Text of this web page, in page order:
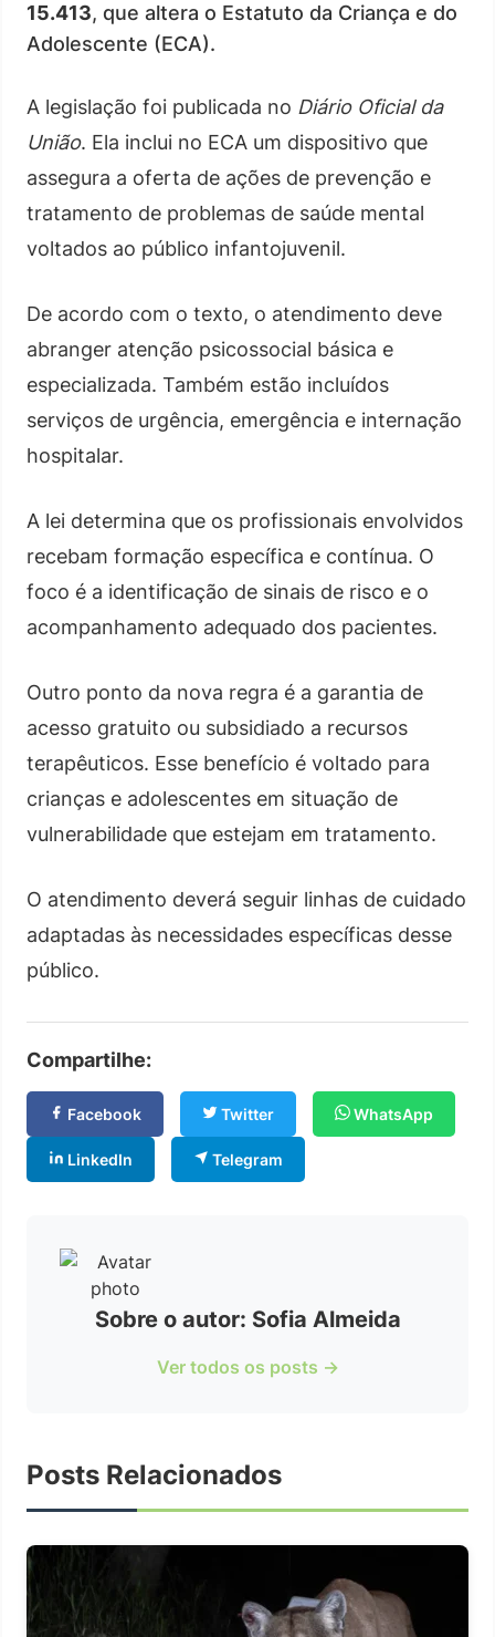
15.413, que altera o Estatuto da Criança e do
Adolescente (ECA).
A legislação foi publicada no Diário Oficial da
União. Ela inclui no ECA um dispositivo que
assegura a oferta de ações de prevenção e
tratamento de problemas de saúde mental
voltados ao público infantojuvenil.
De acordo com o texto, o atendimento deve
abranger atenção psicossocial básica e
especializada. Também estão incluídos
serviços de urgência, emergência e internação
hospitalar.
A lei determina que os profissionais envolvidos
recebam formação específica e contínua. O
foco é a identificação de sinais de risco e o
acompanhamento adequado dos pacientes.
Outro ponto da nova regra é a garantia de
acesso gratuito ou subsidiado a recursos
terapêuticos. Esse benefício é voltado para
crianças e adolescentes em situação de
vulnerabilidade que estejam em tratamento.
O atendimento deverá seguir linhas de cuidado
adaptadas às necessidades específicas desse
público.
Compartilhe:
Facebook Twitter WhatsApp
LinkedIn Telegram
Sobre o autor: Sofia Almeida
Ver todos os posts →
Posts Relacionados